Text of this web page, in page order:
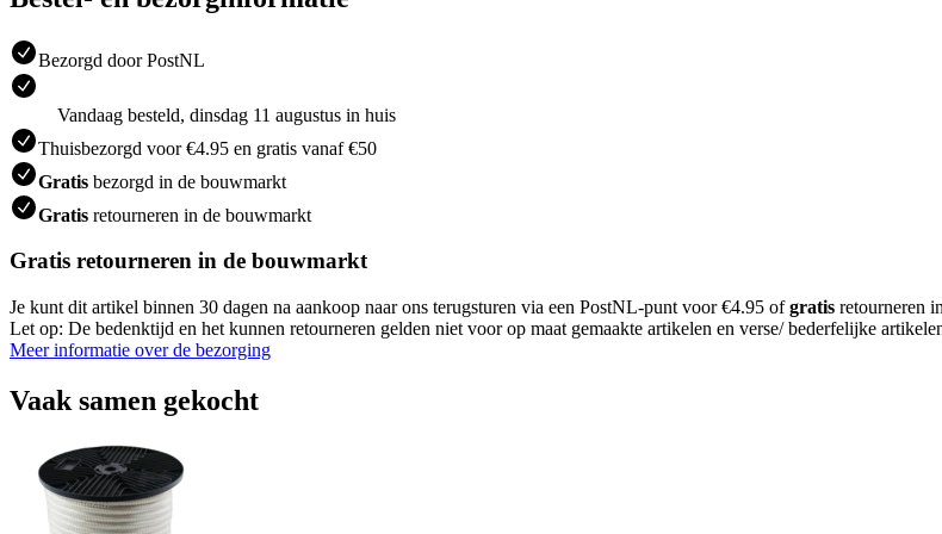
Bezorgd door PostNL
Vandaag besteld, dinsdag 11 augustus in huis
Thuisbezorgd voor €4.95 en gratis vanaf €50
Gratis bezorgd in de bouwmarkt
Gratis retourneren in de bouwmarkt
Gratis retourneren in de bouwmarkt
Je kunt dit artikel binnen 30 dagen na aankoop naar ons terugsturen via een PostNL-punt voor €4.95 ofgratis retourneren
Let op: De bedenktijd en het kunnen retourneren gelden niet voor op maat gemaakte artikelen en verse/ bederfelijke
Meer informatie over de bezorging
Vaak samen gekocht